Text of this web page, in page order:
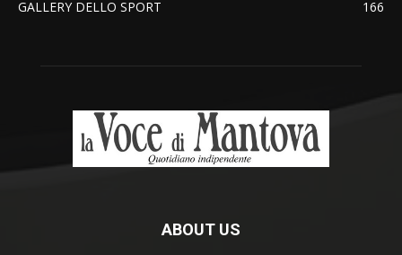
GALLERY DELLO SPORT
166
ABOUT US